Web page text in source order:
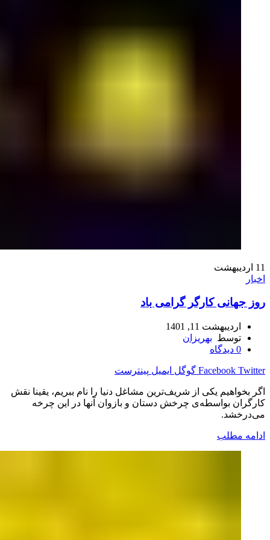
11 اردیبهشت
اخبار
روز جهانی کارگر گرامی باد
اردیبهشت 11, 1401
توسط بهریزان
0 دیدگاه
Facebook Twitter گوگل ایمیل پینترست
اگر بخواهیم یکی از شریف‌ترین مشاغل دنیا را نام ببریم، یقینا نقش
کارگران بواسطه‌ی چرخش دستان و بازوان آنها در این چرخه
می‌درخشد.
ادامه مطلب